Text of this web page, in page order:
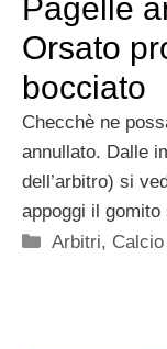
Pagelle
Orsato
bocciato
Checchè ne
annullato. Dalle
dell’arbitro) si
appoggi il gomito
Categorie
Arbitri,